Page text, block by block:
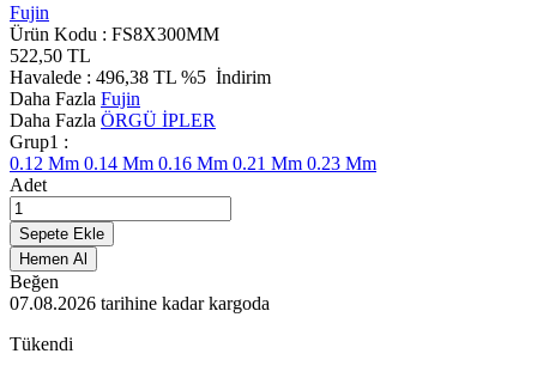
Fujin
Ürün Kodu : FS8X300MM
522,50 TL
Havalede : 496,38 TL %5 İndirim
Daha Fazla Fujin
Daha Fazla ÖRGÜ İPLER
Grup1 :
0.12 Mm 0.14 Mm 0.16 Mm 0.21 Mm 0.23 Mm
Adet
Sepete Ekle
Hemen Al
Beğen
07.08.2026 tarihine kadar kargoda
Tükendi